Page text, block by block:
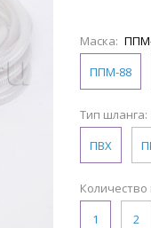
Маска:
ППМ-88
Тип шланга:
ПВХ
Количество
1
2